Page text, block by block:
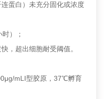
蛋白）未充分固化或浓度
）；
超出细胞耐受阈值。
mLI型胶原，37℃孵育